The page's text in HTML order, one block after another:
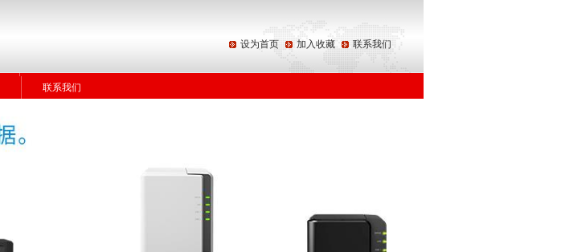
设为首页 加入收藏 联系我们
联系我们
联系我们